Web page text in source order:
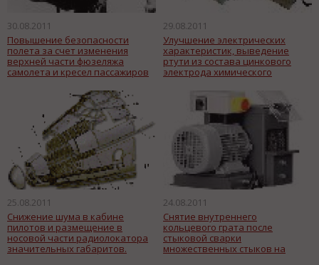
30.08.2011
Повышение безопасности
полета за счет изменения
верхней части фюзеляжа
самолета и кресел пассажиров
29.08.2011
Улучшение электрических
характеристик, выведение
ртути из состава цинкового
электрода химического
25.08.2011
Снижение шума в кабине
пилотов и размещение в
носовой части радиолокатора
значительных габаритов.
24.08.2011
Cнятие внутреннего
кольцевого грата после
стыковой сварки
множественных стыков на